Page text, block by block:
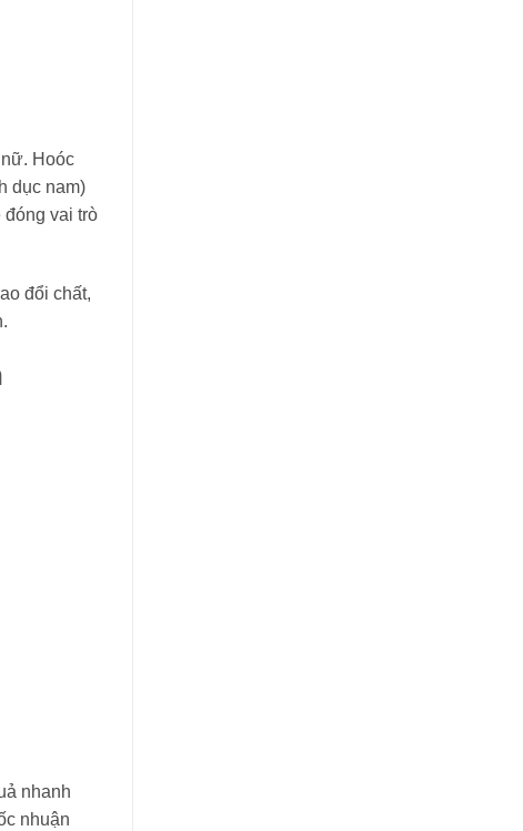
Hoóc
dục nam)
vai trò
đổi chất,
nhanh
nhuận